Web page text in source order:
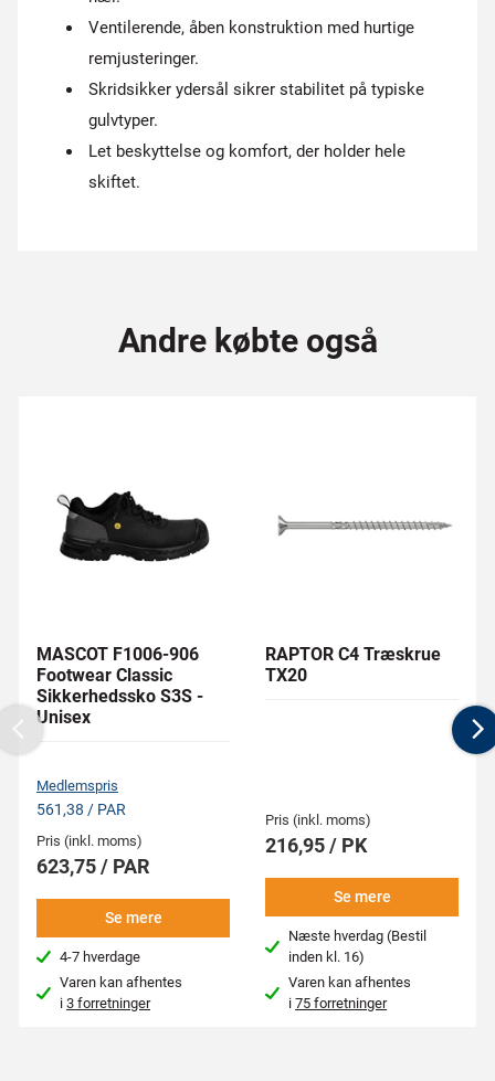
Ventilerende, åben konstruktion med hurtige
remjusteringer.
Skridsikker ydersål sikrer stabilitet på typiske
gulvtyper.
Let beskyttelse og komfort, der holder hele
skiftet.
Andre købte også
MASCOT F1006-906
Footwear Classic
Sikkerhedssko S3S -
Unisex
Medlemspris
561,38 / PAR
Pris (inkl. moms)
623,75 / PAR
Se mere
4-7 hverdage
Varen kan afhentes
i3 forretninger
RAPTOR C4 Træskrue
TX20
Pris (inkl. moms)
216,95 / PK
Se mere
Næste hverdag (Bestil
inden kl. 16)
Varen kan afhentes
i75 forretninger
Previous